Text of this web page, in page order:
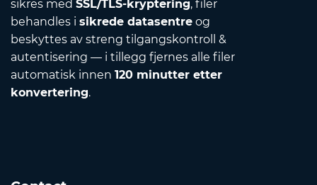
sikres med SSL/TLS-kryptering, filer
behandles i sikrede datasentre og
beskyttes av streng tilgangskontroll &
autentisering — i tillegg fjernes alle filer
automatisk innen 120 minutter etter
konvertering.